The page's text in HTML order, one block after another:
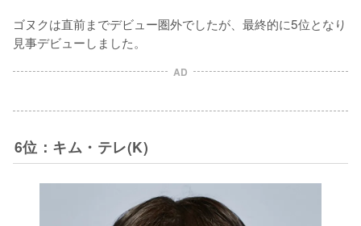
ゴヌクは直前までデビュー圏外でしたが、最終的に5位となり
見事デビューしました。
AD
6位：キム・テレ(K)